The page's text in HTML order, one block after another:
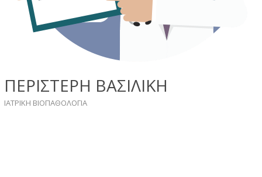
ΠΕΡΙΣΤΕΡΗ ΒΑΣΙΛΙΚΗ
ΙΑΤΡΙΚΗ ΒΙΟΠΑΘΟΛΟΓΙΑ